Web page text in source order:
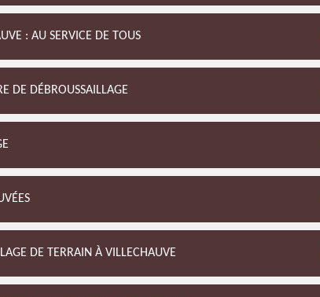
: AU SERVICE DE TOUS
DE DÉBROUSSAILLAGE
DE TERRAIN À VILLECHAUVE